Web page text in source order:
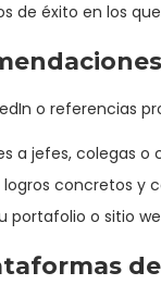
de éxito en los
o referencias
a jefes, colegas o
concretos y
portafolio o sitio